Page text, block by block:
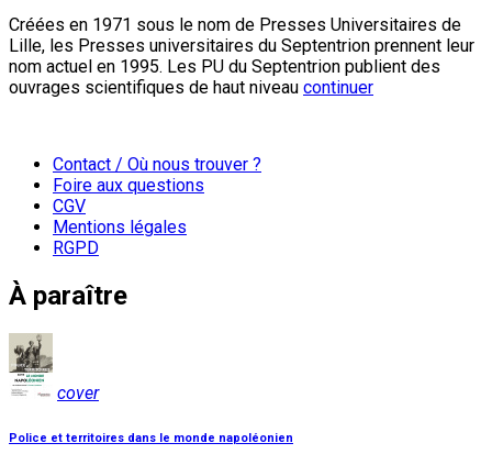
Créées en 1971 sous le nom de Presses Universitaires de
Lille, les Presses universitaires du Septentrion prennent leur
nom actuel en 1995. Les PU du Septentrion publient des
ouvrages scientifiques de haut niveau continuer
Contact / Où nous trouver ?
Foire aux questions
CGV
Mentions légales
RGPD
À paraître
cover
Police et territoires dans le monde napoléonien